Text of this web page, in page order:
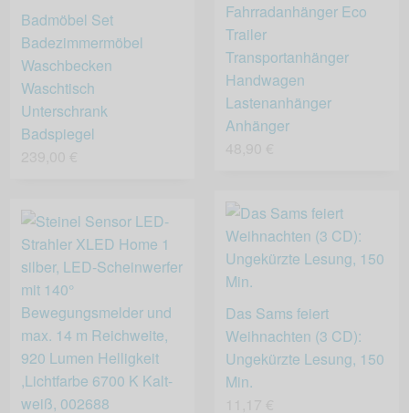
Fahrradanhänger Eco
Trailer
Transportanhänger
Handwagen
Lastenanhänger
Anhänger
Badmöbel Set
Badezimmermöbel
Waschbecken
Waschtisch
Unterschrank
Badspiegel
Das Sams feiert
Weihnachten (3 CD):
Ungekürzte Lesung, 150
Min.